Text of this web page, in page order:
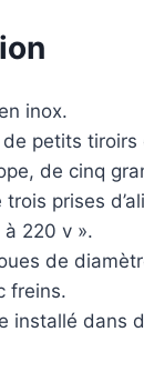
inox.
de petits
de cinq
prises
220 v ».
de
freins.
installé dans